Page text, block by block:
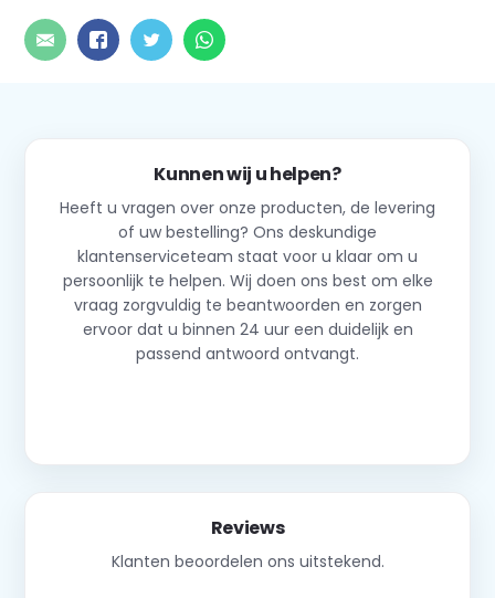
Kunnen wij u helpen?
Heeft u vragen over onze producten, de levering
of uw bestelling? Ons deskundige
klantenserviceteam staat voor u klaar om u
persoonlijk te helpen. Wij doen ons best om elke
vraag zorgvuldig te beantwoorden en zorgen
ervoor dat u binnen 24 uur een duidelijk en
passend antwoord ontvangt.
Reviews
Klanten beoordelen ons uitstekend.